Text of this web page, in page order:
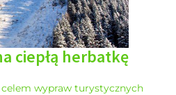
ciepłą herbatkę
wypraw turystycznych